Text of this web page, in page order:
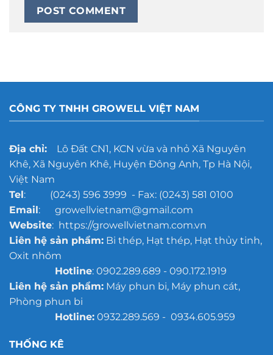
CÔNG TY TNHH GROWELL VIỆT NAM
Địa chỉ:Lô Đất CN1, KCN vừa và nhỏ Xã Nguyên
Khê, Xã Nguyên Khê, Huyện Đông Anh, Tp Hà Nội,
Việt Nam
Tel: (0243) 596 3999 - Fax: (0243) 581 0100
Email: growellvietnam@gmail.com
Website: https://growellvietnam.com.vn
Liên hệ sản phẩm:Bi thép, Hạt thép, Hạt thủy tinh,
Oxit nhôm
Hotline: 0902.289.689 - 090.172.1919
Liên hệ sản phẩm:Máy phun bi, Máy phun cát,
Phòng phun bi
Hotline:0932.289.569 - 0934.605.959
THỐNG KÊ